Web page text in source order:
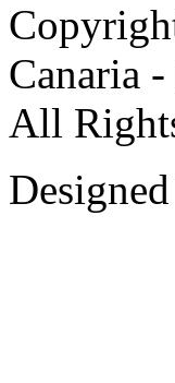
Canaria
All